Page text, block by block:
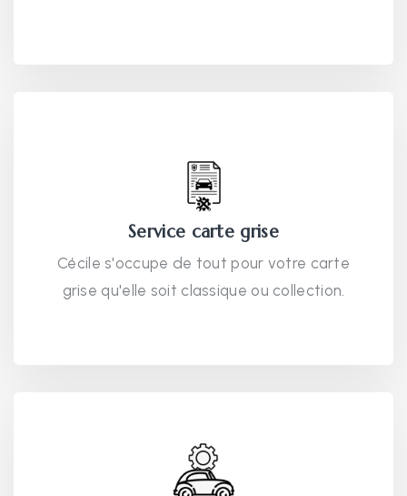
Service carte grise
Cécile s'occupe de tout pour votre carte
grise qu'elle soit classique ou collection.